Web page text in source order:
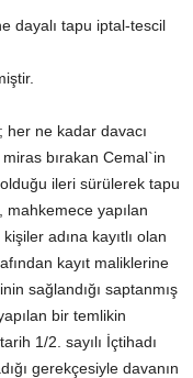
dayalı tapu iptal-tescil
ne kadar davacı
bırakan Cemal`in
ileri sürülerek tapu
yapılan
adına kayıtlı olan
kayıt maliklerine
sağlandığı saptanmış
bir temlikin
1/2. sayılı İçtihadı
gerekçesiyle davanın